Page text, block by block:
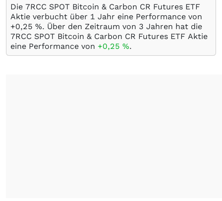
Die 7RCC SPOT Bitcoin & Carbon CR Futures ETF
Aktie verbucht über 1 Jahr eine Performance von
+0,25 %. Über den Zeitraum von 3 Jahren hat die
7RCC SPOT Bitcoin & Carbon CR Futures ETF Aktie
eine Performance von +0,25 %.